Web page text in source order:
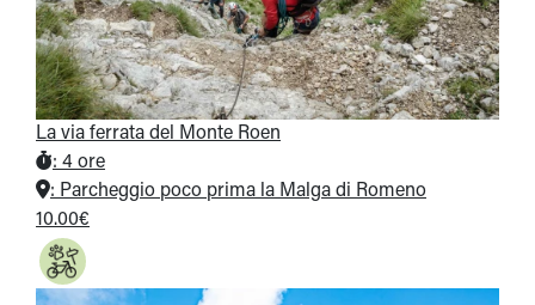
La via ferrata del Monte Roen
: 4 ore
: Parcheggio poco prima la Malga di Romeno
10.00€